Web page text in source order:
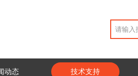
动态 技术支持